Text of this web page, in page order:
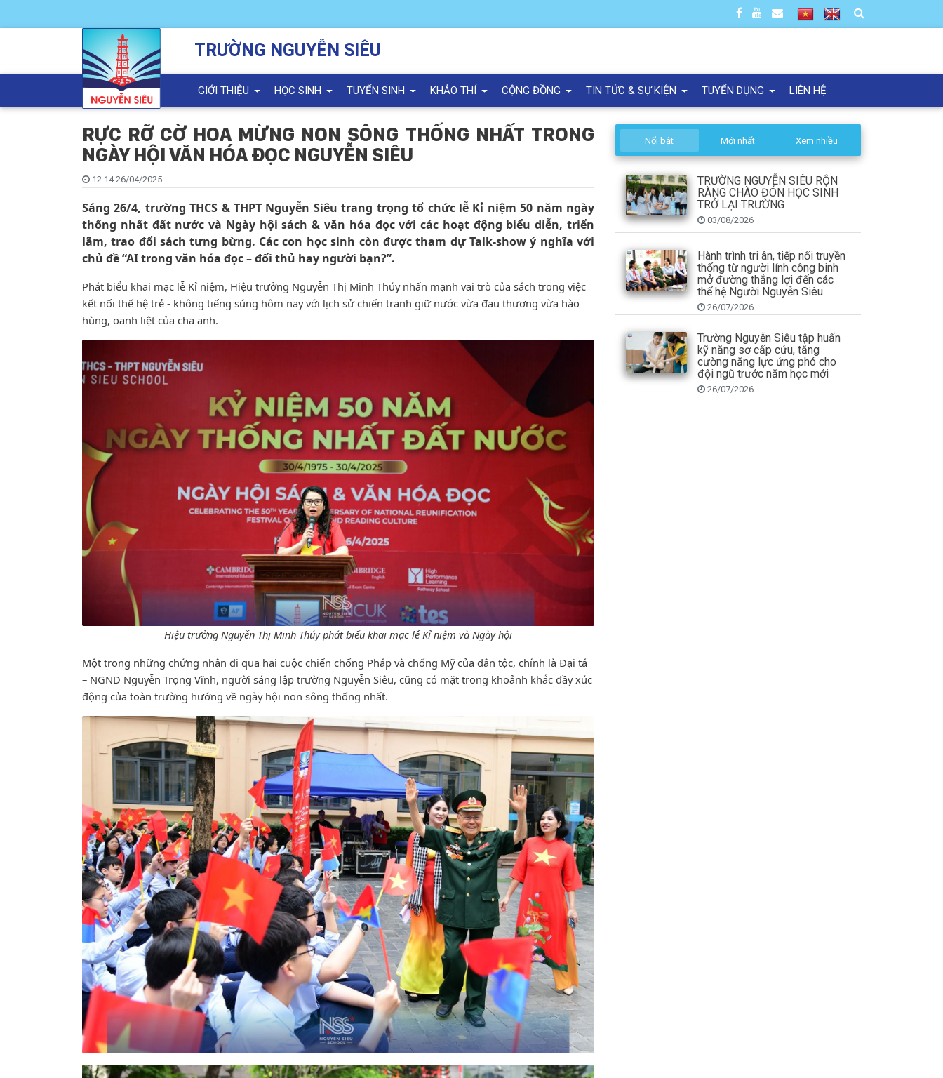
TRƯỜNG NGUYỄN SIÊU
GIỚI THIỆU HỌC SINH TUYỂN SINH KHẢO THÍ CỘNG ĐỒNG TIN TỨC & SỰ KIỆN TUYỂN DỤNG LIÊN HỆ
RỰC RỠ CỜ HOA MỪNG NON SÔNG THỐNG NHẤT TRONG
NGÀY HỘI VĂN HÓA ĐỌC NGUYỄN SIÊU
12:14 26/04/2025
Sáng 26/4, trường THCS & THPT Nguyễn Siêu trang trọng tổ chức lễ Kỉ niệm 50 năm ngày
thống nhất đất nước và Ngày hội sách & văn hóa đọc với các hoạt động biểu diễn, triển
lãm, trao đổi sách tưng bừng. Các con học sinh còn được tham dự Talk-show ý nghĩa với
chủ đề “AI trong văn hóa đọc – đối thủ hay người bạn?”.
Phát biểu khai mạc lễ Kỉ niệm, Hiệu trưởng Nguyễn Thị Minh Thúy nhấn mạnh vai trò của sách trong việc
kết nối thế hệ trẻ - không tiếng súng hôm nay với lịch sử chiến tranh giữ nước vừa đau thương vừa hào
hùng, oanh liệt của cha anh.
Hiệu trưởng Nguyễn Thị Minh Thúy phát biểu khai mạc lễ Kỉ niệm và Ngày hội
Một trong những chứng nhân đi qua hai cuộc chiến chống Pháp và chống Mỹ của dân tộc, chính là Đại tá
– NGND Nguyễn Trọng Vĩnh, người sáng lập trường Nguyễn Siêu, cũng có mặt trong khoảnh khắc đầy xúc
động của toàn trường hướng về ngày hội non sông thống nhất.
Nổi bật Mới nhất Xem nhiều
TRƯỜNG NGUYỄN SIÊU RỘN
RÀNG CHÀO ĐÓN HỌC SINH
TRỞ LẠI TRƯỜNG
03/08/2026
Hành trình tri ân, tiếp nối truyền
thống từ người lính công binh
mở đường thắng lợi đến các
thế hệ Người Nguyễn Siêu
26/07/2026
Trường Nguyễn Siêu tập huấn
kỹ năng sơ cấp cứu, tăng
cường năng lực ứng phó cho
đội ngũ trước năm học mới
26/07/2026